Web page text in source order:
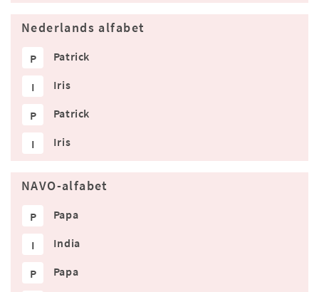
Nederlands alfabet
P Patrick
I Iris
P Patrick
I Iris
NAVO-alfabet
P Papa
I India
P Papa